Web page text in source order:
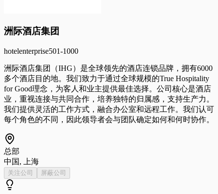
洲际酒店集团
hotelenterprise501-1000
洲际酒店集团（IHG）是全球领先的酒店连锁品牌，拥有6000
多个酒店目的地。我们致力于通过全球规模的True Hospitality
for Good理念，为客人和业主提供最佳选择。公司核心是酒店
业，重视连接与共同合作，培养独特的归属感，支持生产力。
我们提供灵活的工作方式，融合办公室和远程工作。我们认可
每个角色的不同，因此领导者会与团队确定如何和何时协作。
总部
中国, 上海
关注公司 屏蔽公司